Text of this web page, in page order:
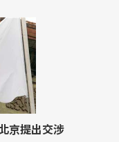
京提出交涉